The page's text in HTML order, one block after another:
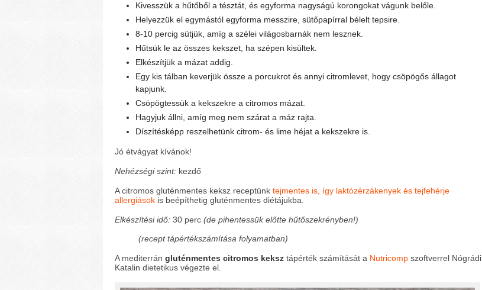
Kivesszük a hűtőből a tésztát, és egyforma nagyságú korongokat vágunk belőle.
Helyezzük el egymástól egyforma messzire, sütőpapírral bélelt tepsire.
8-10 percig sütjük, amíg a szélei világosbarnák nem lesznek.
Hűtsük le az összes kekszet, ha szépen kisültek.
Elkészítjük a mázat addig.
Egy kis tálban keverjük össze a porcukrot és annyi citromlevet, hogy csöpögős állagot
kapjunk.
Csöpögtessük a kekszekre a citromos mázat.
Hagyjuk állni, amíg meg nem szárat a máz rajta.
Díszítésképp reszelhetünk citrom- és lime héjat a kekszekre is.
Jó étvágyat kívánok!
Nehézségi szint: kezdő
A citromos gluténmentes keksz receptünk tejmentes is, így laktózérzákenyek és tejfehérje
allergiások is beépíthetig gluténmentes diétájukba.
Elkészítési idő: 30 perc (de pihentessük előtte hűtőszekrényben!)
(recept tápértékszámítása folyamatban)
A mediterrán gluténmentes citromos keksz tápérték számítását a Nutricomp szoftverrel Nógrádi
Katalin dietetikus végezte el.